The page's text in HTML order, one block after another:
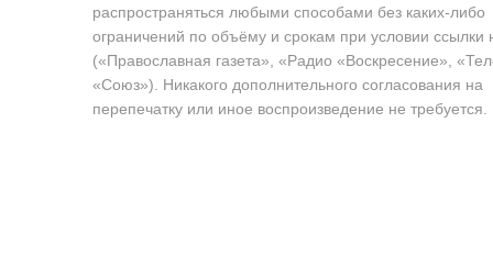
распространяться любыми способами без каких-либо
ограничений по объёму и срокам при условии ссылки
(«Православная газета», «Радио «Воскресение»,
«Союз»). Никакого дополнительного согласования на
перепечатку или иное воспроизведение не требуется.